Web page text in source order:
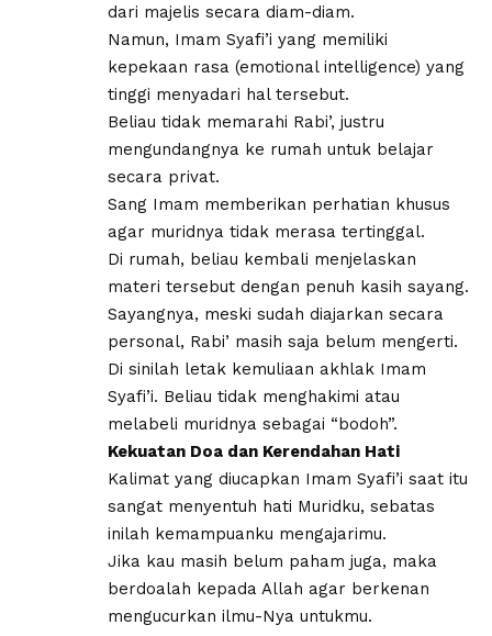
dari majelis secara diam-diam.
Namun, Imam Syafi’i yang memiliki
kepekaan rasa (emotional intelligence) yang
tinggi menyadari hal tersebut.
Beliau tidak memarahi Rabi’, justru
mengundangnya ke rumah untuk belajar
secara privat.
Sang Imam memberikan perhatian khusus
agar muridnya tidak merasa tertinggal.
Di rumah, beliau kembali menjelaskan
materi tersebut dengan penuh kasih sayang.​
Sayangnya, meski sudah diajarkan secara
personal, Rabi’ masih saja belum mengerti.
Di sinilah letak kemuliaan akhlak Imam
Syafi’i. Beliau tidak menghakimi atau
melabeli muridnya sebagai “bodoh”.
Kekuatan Doa dan Kerendahan Hati​
Kalimat yang diucapkan Imam Syafi’i saat itu
sangat menyentuh hati​ Muridku, sebatas
inilah kemampuanku mengajarimu.
Jika kau masih belum paham juga, maka
berdoalah kepada Allah agar berkenan
mengucurkan ilmu-Nya untukmu.